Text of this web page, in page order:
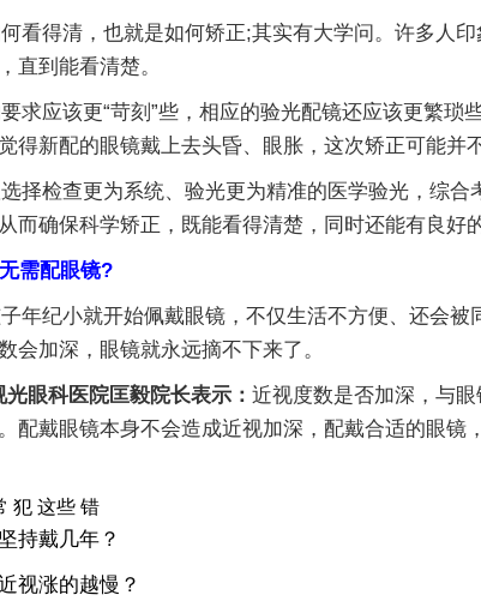
清，也就是如何矫正;其实有大学问。许多人印
直到能看清楚。
该更“苛刻”些，相应的验光配镜还应该更繁琐
得新配的眼镜戴上去头昏、眼胀，这次矫正可能并
查更为系统、验光更为精准的医学验光，综合
而确保科学矫正，既能看得清楚，同时还能有良好
需配眼镜?
小就开始佩戴眼镜，不仅生活不方便、还会被
会加深，眼镜就永远摘不下来了。
眼科医院匡毅院长表示： 近视度数是否加深，与
配戴眼镜本身不会造成近视加深，配戴合适的眼镜
犯 这些 错
持戴几年？
视涨的越慢？